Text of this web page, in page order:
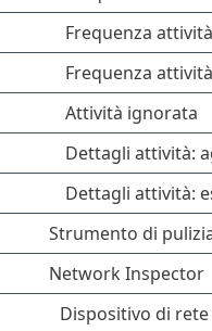
Frequenza
Frequenza
Attività ignorata
Dettagli attività:
Dettagli attività:
Strumento di
Network Inspector
Dispositivo di